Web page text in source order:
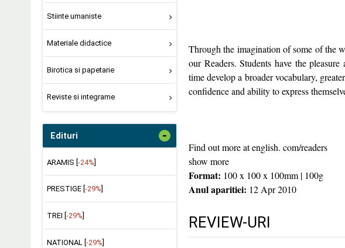
Stiinte umaniste
Materiale didactice
Birotica si papetarie
Reviste si integrame
Edituri -
ARAMIS [-24%]
PRESTIGE [ -29%
TREI [ -29%
NATIONAL [ -29%
Through the imagination of some of the
our Readers. Students have the
time develop a broader vocabulary,
confidence and ability to express
Find out more at english. com/readers
show more
Format: 100 x 100 x 100mm | 100g
Anul aparitiei: 12 Apr 2010
REVIEW-URI